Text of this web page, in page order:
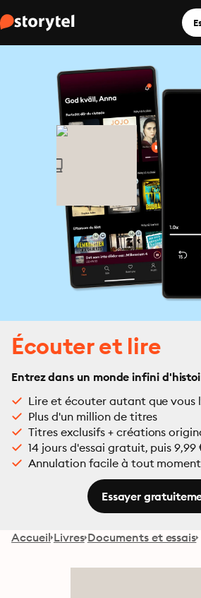
Écouter et lire
Entrez dans un monde infini
Lire et écouter autant que vous
Plus d'un million de titres
Titres exclusifs + créations
14 jours d'essai gratuit, puis 9,99
Annulation facile à tout moment
Essayer
Accueil Livres Documents et essais